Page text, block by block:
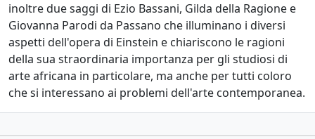
inoltre due saggi di Ezio Bassani, Gilda della Ragione e
Giovanna Parodi da Passano che illuminano i diversi
aspetti dell'opera di Einstein e chiariscono le ragioni
della sua straordinaria importanza per gli studiosi di
arte africana in particolare, ma anche per tutti coloro
che si interessano ai problemi dell'arte contemporanea.